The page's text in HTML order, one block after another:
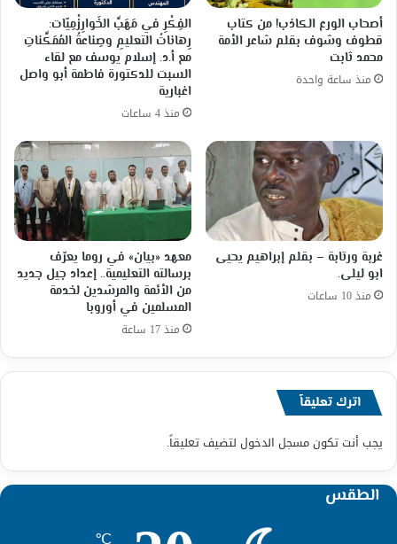
أصحاب الورع الكاذب! من كتاب
قطوف وشوف بقلم شاعر الأمة
محمد ثابت
منذ ساعة واحدة
الفِكْرِ في مَهَبِّ الخَوارِزْمِيّات:
رِهاناتُ التعليمِ وصِناعةُ المُمَكِّناتِ
مع أ.د. إسلام يوسف مع لقاء
السبت للدكتورة فاطمة أبو واصل
اغبارية
منذ 4 ساعات
غربة ورتابة – بقلم إبراهيم يحيى
ابو ليلى.
منذ 10 ساعات
معهد «بيان» في روما يعرّف
برسالته التعليمية.. إعداد جيل جديد
من الأئمة والمرشدين لخدمة
المسلمين في أوروبا
منذ 17 ساعة
اترك تعليقاً
يجب أنت تكونمسجل الدخول لتضيف تعليقاً.
الطقس